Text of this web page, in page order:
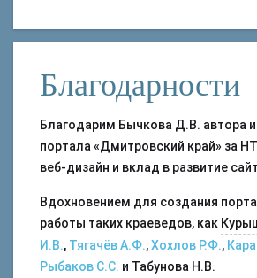
Благодарности
Благодарим Бычкова Д.В. автора
портала «Дмитровский край» за
веб-дизайн и вклад в развитие
Вдохновением для создания
работы таких краеведов, как
И.В., Тягачёв А.Ф.,Хохлов Р.Ф.,
Рыбаков С.С. и Табунова Н.В.